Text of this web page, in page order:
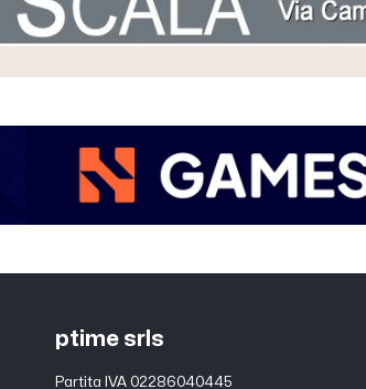
ptime srls
Partita IVA 02286040445